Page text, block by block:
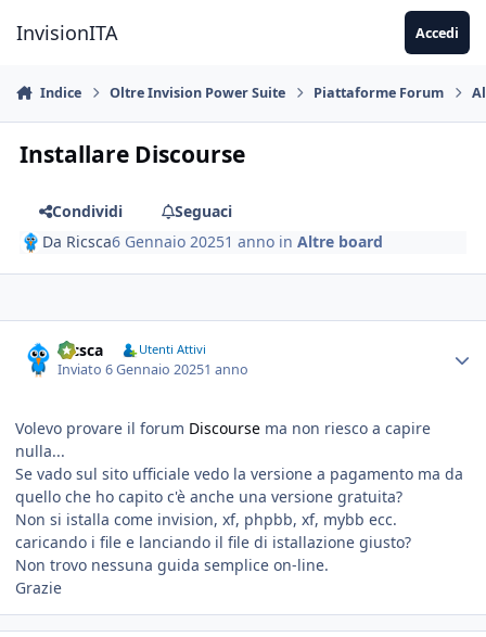
InvisionITA Accedi
Indice Oltre Invision Power Suite Piattaforme Forum
Installare Discourse
Condividi
Seguaci
Da Ricsca6 Gennaio 20251 anno inAltre board
Ricsca Utenti Attivi
Inviato6 Gennaio 20251 anno
Volevo provare il forum Discourse ma non riesco a capire
nulla...
Se vado sul sito ufficiale vedo la versione a pagamento ma da
quello che ho capito c'è anche una versione gratuita?
Non si istalla come invision, xf, phpbb, xf, mybb ecc.
caricando i file e lanciando il file di istallazione giusto?
Non trovo nessuna guida semplice on-line.
Grazie